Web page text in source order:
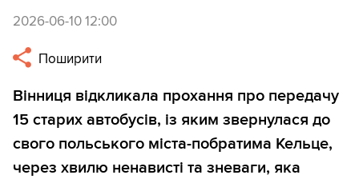
2026-06-10 12:00
Поширити
Вінниця відкликала прохання про передачу
15 старих автобусів, із яким звернулася до
свого польського міста-побратима Кельце,
через хвилю ненависті та зневаги, яка